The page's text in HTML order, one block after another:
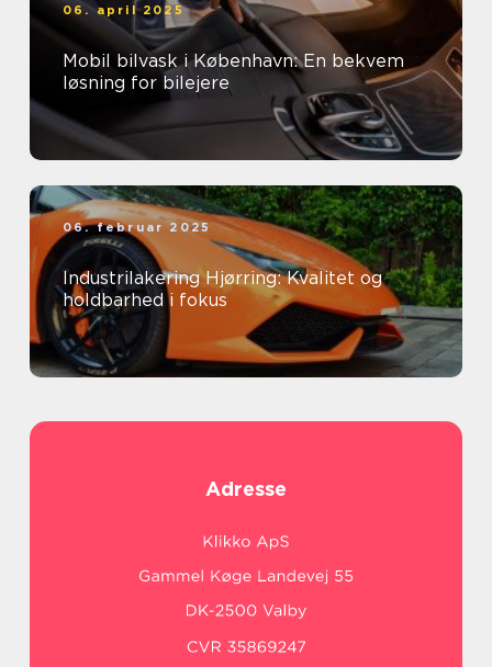
06. april 2025
Mobil bilvask i København: En bekvem
løsning for bilejere
06. februar 2025
Industrilakering Hjørring: Kvalitet og
holdbarhed i fokus
Adresse